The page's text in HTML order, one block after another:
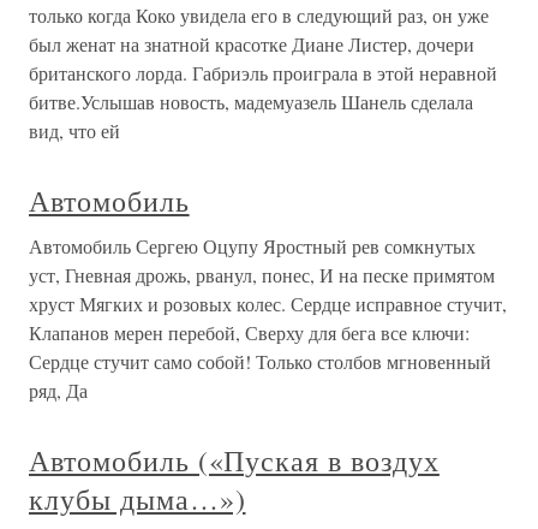
только когда Коко увидела его в следующий раз, он уже
был женат на знатной красотке Диане Листер, дочери
британского лорда. Габриэль проиграла в этой неравной
битве.Услышав новость, мадемуазель Шанель сделала
вид, что ей
Автомобиль
Автомобиль Сергею Оцупу Яростный рев сомкнутых
уст, Гневная дрожь, рванул, понес, И на песке примятом
хруст Мягких и розовых колес. Сердце исправное стучит,
Клапанов мерен перебой, Сверху для бега все ключи:
Сердце стучит само собой! Только столбов мгновенный
ряд, Да
Автомобиль («Пуская в воздух
клубы дыма…»)